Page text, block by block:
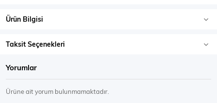
Ürün Bilgisi
Taksit Seçenekleri
Yorumlar
Ürüne ait yorum bulunmamaktadır.